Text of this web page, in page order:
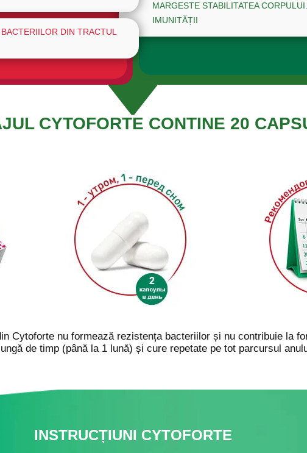
DIN TRACTUL
MARGESTE STABILITATEA
IMUNITĂȚII
CYTOFORTE CONTINE 20
Cytoforte nu formează rezistența bacteriilor și nu contribuie la
de timp (până la 1 lună) și cure repetate pe tot parcursul
INSTRUCȚIUNI CYTOFORTE